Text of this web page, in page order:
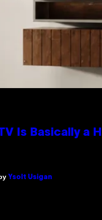
Is Basically a
Ysolt Usigan